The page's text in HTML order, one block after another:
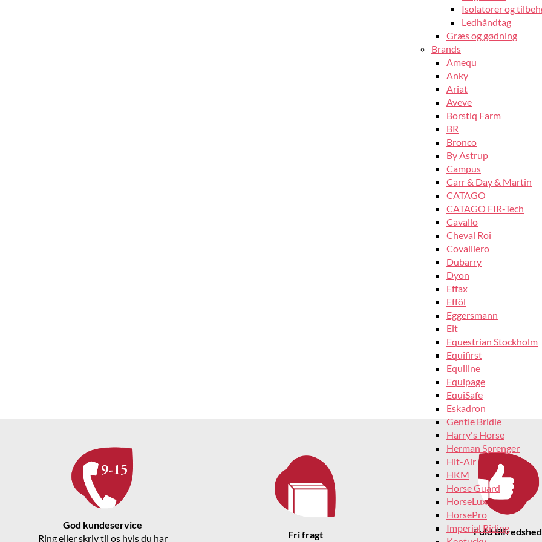
Isolatorer og
Ledhåndtag
Græs og gødning
Brands
Amequ
Anky
Ariat
Aveve
Borstiq Farm
BR
Bronco
By Astrup
Campus
Carr & Day & Martin
CATAGO
CATAGO FIR-Tech
Cavallo
Cheval Roi
Covalliero
Dubarry
Dyon
Effax
Efföl
Eggersmann
Elt
Equestrian Stockholm
Equifirst
Equiline
Equipage
EquiSafe
Eskadron
Gentle Bridle
Harry's Horse
Herman Sprenger
Hit-Air
HKM
Horse Guard
HorseLux
HorsePro
Imperial Riding
God kundeservice
Ring eller skriv til os hvis du har
Fri fragt
Fuld tilfredshed